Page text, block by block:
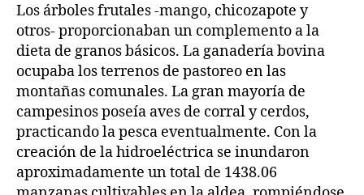
Los árboles frutales -mango, chicozapote y
otros- proporcionaban un complemento a la
dieta de granos básicos. La ganadería bovina
ocupaba los terrenos de pastoreo en las
montañas comunales. La gran mayoría de
campesinos poseía aves de corral y cerdos,
practicando la pesca eventualmente. Con la
creación de la hidroeléctrica se inundaron
aproximadamente un total de 1438.06